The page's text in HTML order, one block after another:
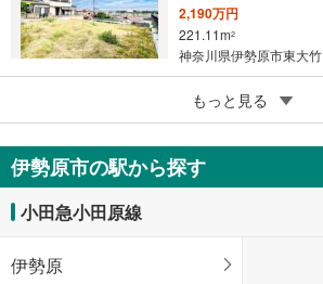
2,190万円
221.11m2
神奈川県伊勢原市東大竹
伊勢原市三ノ宮
680万円
153.76m2（登記）
神奈川県伊勢原市三ノ宮
もっと見る
伊勢原市の駅から探す
小田急小田原線
伊勢原